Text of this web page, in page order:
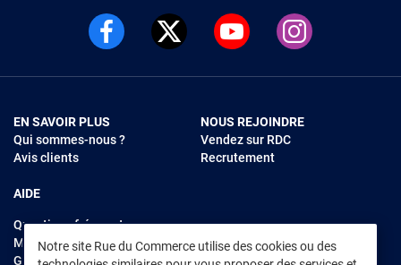
EN SAVOIR PLUS
Qui sommes-nous ?
Avis clients
AIDE
Questions fréquentes
Modes de règlements
Garantie et retours
NOUS REJOINDRE
Vendez sur RDC
Recrutement
Notre site Rue du Commerce utilise des cookies ou des